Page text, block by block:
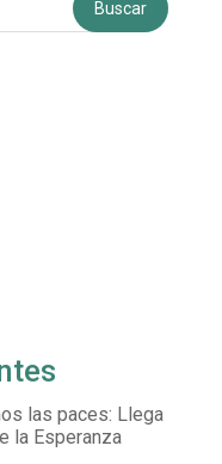
las paces: Llega
la Esperanza